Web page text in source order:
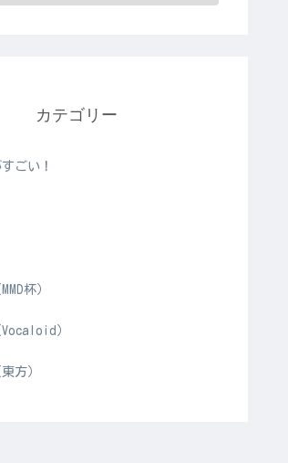
カテゴリー
ごい！
杯）
）
方）